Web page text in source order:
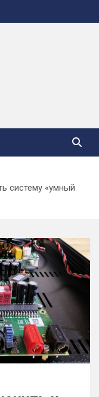
систему «умный